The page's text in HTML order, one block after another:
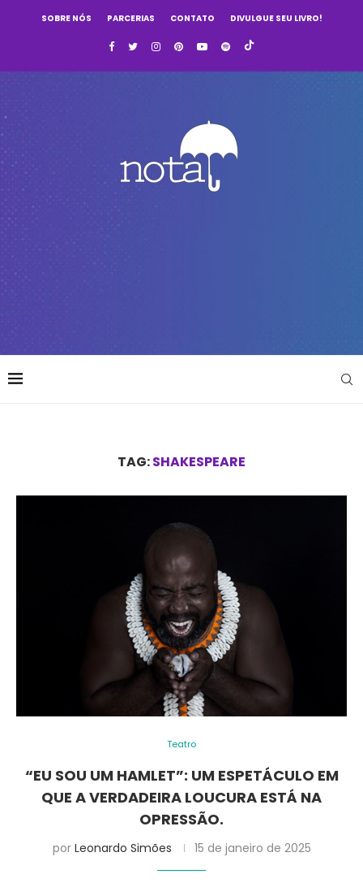
SOBRE NÓS PARCERIAS CONTATO DIVULGUE SEU LIVRO!
TAG:SHAKESPEARE
Teatro
“EU SOU UM HAMLET”: UM ESPETÁCULO EM
QUE A VERDADEIRA LOUCURA ESTÁ NA
OPRESSÃO.
por Leonardo Simões 15 de janeiro de 2025